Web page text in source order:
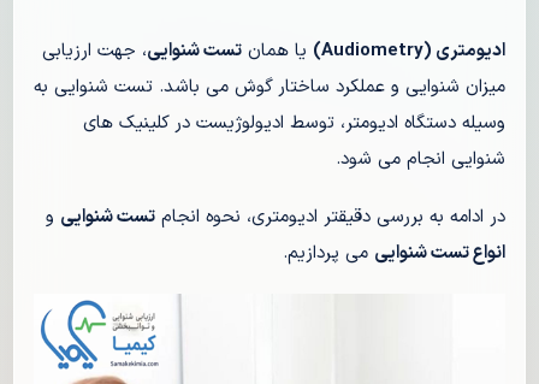
ادیومتری (Audiometry
) یا همان تست شنوایی، جهت ارزیابی
میزان شنوایی و عملکرد ساختار گوش می باشد. تست شنوایی به
وسیله دستگاه ادیومتر، توسط ادیولوژیست در کلینیک های
شنوایی انجام می شود.
در ادامه به بررسی دقیقتر ادیومتری، نحوه انجام تست شنوایی و
انواع تست شنوایی می پردازیم.